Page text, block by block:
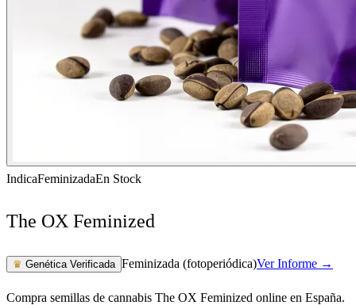
IndicaFeminizadaEn Stock
The OX Feminized
♛ Genética Verificada Feminizada (fotoperiódica)Ver Informe →
Compra semillas de cannabis The OX Feminized online en España.